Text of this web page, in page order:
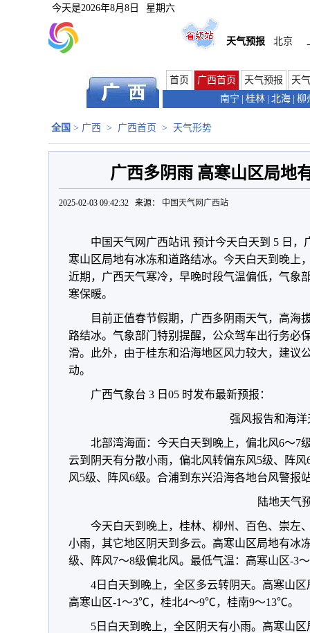
今天是2026年8月8日 星期六
天气预报 北京
首页 广西首页 天气预报
天
南宁
桂林 北海 柳
全国 > 广西 > 广西首页 > 天气形势
广西多阴雨 高寒山区局地
2025-02-03 09:42:32 来源： 中国天气网广西站
中国天气网广西站讯 预计今天白天到 5 日
寒山区局地有冰冻和道路结冰。 今天白天到晚上
近期，广西天气寒冷，早晚时段气温偏低，气象
寒保暖。
目前正值春节假期，广西多阴雨天气，高海
路结冰。气象部门特别提醒，公众驾车出行务必
滑。此外，由于桂东和沿海地区风力较大，建议
动。
广西气象台 3 日05 时发布最新预报：
强风报告和海洋
北部湾海面：今天白天到晚上，偏北风6～7
云到阴天有分散小雨，偏北风转偏东风5级、阵
风5级、阵风6级。合浦到东兴沿海各地台风警报
陆地天气
今天白天到晚上，桂林、柳州、百色、崇左
小雨，其它地区阴天到多云。高寒山区局地有冰
级、阵风7～8级偏北风。最低气温：高寒山区-
4日白天到晚上，全区多云转阴天。高寒山
高寒山区-1～3℃，桂北4～9℃，桂南9～13℃。
5日白天到晚上，全区阴天有小雨。高寒山